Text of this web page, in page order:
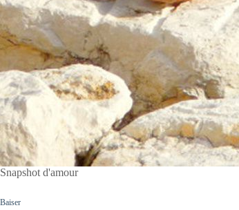
Snapshot d'amour
Baiser